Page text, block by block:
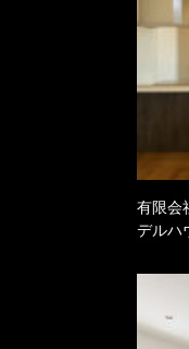
有限会
デルハ